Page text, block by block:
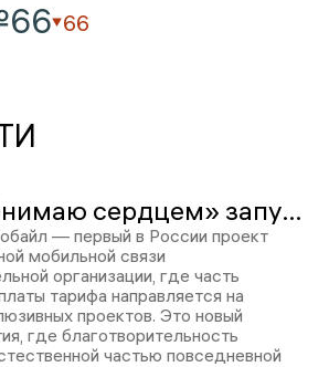
66
АНО «Обнимаю сердцем» запустила связь на инфраструктуре Билайна для поддержки инклюзивных проектов
— первый в России проект
мобильной связи
организации, где часть
тарифа направляется на
проектов. Это новый
где благотворительность
частью повседневной